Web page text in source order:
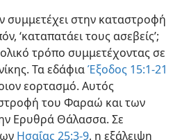
συμμετέχει στην καταστροφή
‘καταπατάει τους ασεβείς’;
τρόπο συμμετέχοντας σε
Τα εδάφιαΈξοδος 15:1-21
εορτασμό. Αυτός
του Φαραώ και των
Ερυθρά Θάλασσα. Σε
Ησαΐας 25:3-9, η εξάλειψη